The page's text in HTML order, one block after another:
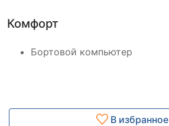
Комфорт
Бортовой компьютер
В избранное